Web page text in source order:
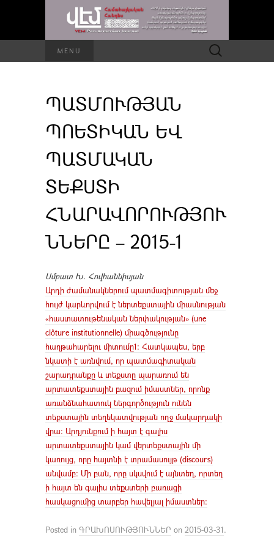
MENU Որոնել՝
ՊԱՏՄՈՒԹՅԱՆ
ՊՈԵՏԻԿԱՆ ԵՎ
ՊԱՏՄԱԿԱՆ
ՏԵՔՍՏԻ
ՀՆԱՐԱՎՈՐՈՒԹՅՈՒ
ՆՆԵՐԸ – 2015-1
Սմբատ Խ. Հովհաննիսյան
Արդի ժամանակներում պատմագիտության մեջ
հույժ կարևորվում է ներտեքստային միասնության
«հաստատութենական ներփակության» (une
clôture institutionnelle) միագծությունը
հաղթահարելու միտումը1: Հատկապես, երբ
նկատի է առնվում, որ պատմագիտական
շարադրանքը և տեքստը պարառում են
արտատեքստային բազում իմաստներ, որոնք
առանձնահատուկ ներգործություն ունեն
տեքստային տեղեկատվության ողջ մակարդակի
վրա: Արդյունքում ի հայտ է գալիս
արտատեքստային կամ վերտեքստային մի
կառույց, որը հայտնի է տրամասույթ (discours)
անվամբ: Մի բան, որը սկսվում է այնտեղ, որտեղ
ի հայտ են գալիս տեքստերի բառացի
հասկացումից տարբեր հավելյալ իմաստներ:
Posted in ԳՐԱԽՈՍՈՒԹՅՈՒՆՆԵՐ on 2015-03-31.